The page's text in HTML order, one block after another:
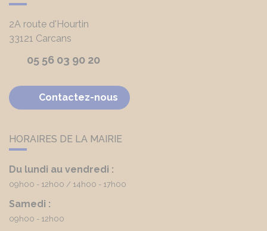
2A route d'Hourtin
33121 Carcans
05 56 03 90 20
Contactez-nous
HORAIRES DE LA MAIRIE
Du lundi au vendredi :
09h00 - 12h00 14h00 - 17h00
Samedi :
09h00 - 12h00